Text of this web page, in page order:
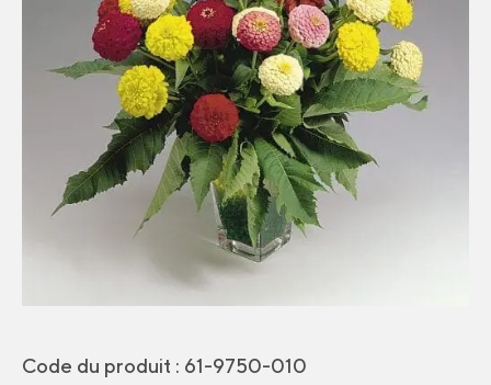
Code du produit : 61-9750-010